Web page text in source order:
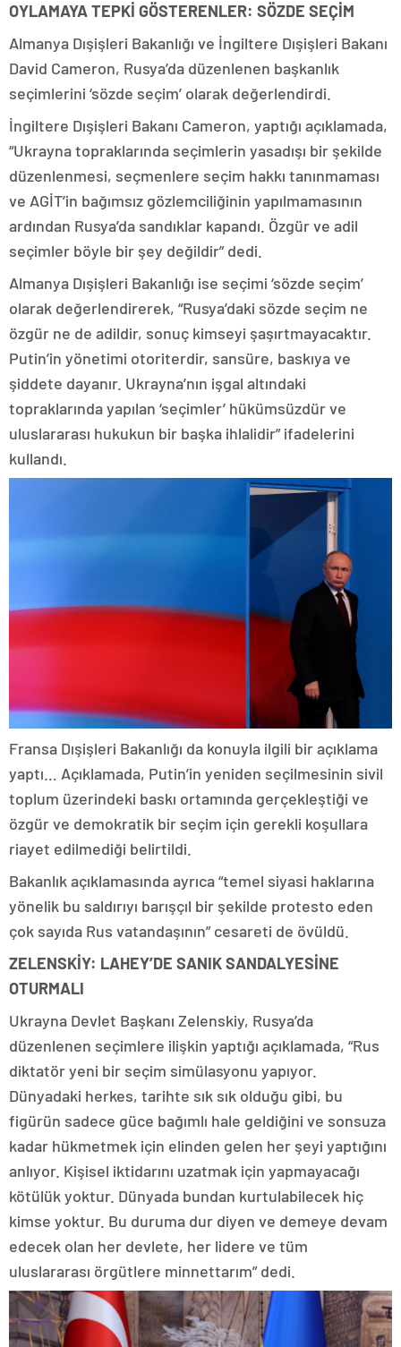
OYLAMAYA TEPKİ GÖSTERENLER: SÖZDE SEÇİM
Almanya Dışişleri Bakanlığı ve İngiltere Dışişleri Bakanı
David Cameron, Rusya’da düzenlenen başkanlık
seçimlerini ‘sözde seçim’ olarak değerlendirdi.
İngiltere Dışişleri Bakanı Cameron, yaptığı açıklamada,
“Ukrayna topraklarında seçimlerin yasadışı bir şekilde
düzenlenmesi, seçmenlere seçim hakkı tanınmaması
ve AGİT’in bağımsız gözlemciliğinin yapılmamasının
ardından Rusya’da sandıklar kapandı. Özgür ve adil
seçimler böyle bir şey değildir” dedi.
Almanya Dışişleri Bakanlığı ise seçimi ‘sözde seçim’
olarak değerlendirerek, “Rusya’daki sözde seçim ne
özgür ne de adildir, sonuç kimseyi şaşırtmayacaktır.
Putin’in yönetimi otoriterdir, sansüre, baskıya ve
şiddete dayanır. Ukrayna’nın işgal altındaki
topraklarında yapılan ‘seçimler’ hükümsüzdür ve
uluslararası hukukun bir başka ihlalidir” ifadelerini
kullandı.
Fransa Dışişleri Bakanlığı da konuyla ilgili bir açıklama
yaptı… Açıklamada, Putin’in yeniden seçilmesinin sivil
toplum üzerindeki baskı ortamında gerçekleştiği ve
özgür ve demokratik bir seçim için gerekli koşullara
riayet edilmediği belirtildi.
Bakanlık açıklamasında ayrıca “temel siyasi haklarına
yönelik bu saldırıyı barışçıl bir şekilde protesto eden
çok sayıda Rus vatandaşının” cesareti de övüldü.
ZELENSKİY: LAHEY’DE SANIK SANDALYESİNE
OTURMALI
Ukrayna Devlet Başkanı Zelenskiy, Rusya’da
düzenlenen seçimlere ilişkin yaptığı açıklamada, “Rus
diktatör yeni bir seçim simülasyonu yapıyor.
Dünyadaki herkes, tarihte sık sık olduğu gibi, bu
figürün sadece güce bağımlı hale geldiğini ve sonsuza
kadar hükmetmek için elinden gelen her şeyi yaptığını
anlıyor. Kişisel iktidarını uzatmak için yapmayacağı
kötülük yoktur. Dünyada bundan kurtulabilecek hiç
kimse yoktur. Bu duruma dur diyen ve demeye devam
edecek olan her devlete, her lidere ve tüm
uluslararası örgütlere minnettarım” dedi.